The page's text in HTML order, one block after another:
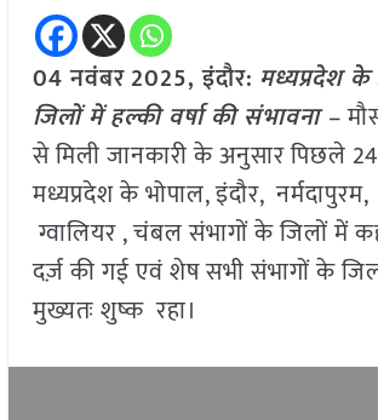
04 नवंबर2025,इंदौर: मध्यप्रदेश
जिलों में हल्की वर्षा की संभावना –
से मिली जानकारी के अनुसार पिछले
मध्यप्रदेश के भोपाल, इंदौर,
ग्वालियर , चंबल संभागों के जिलों में
दर्ज़ की गई एवं शेष सभी संभागों के
मुख्यतः शुष्क रहा।